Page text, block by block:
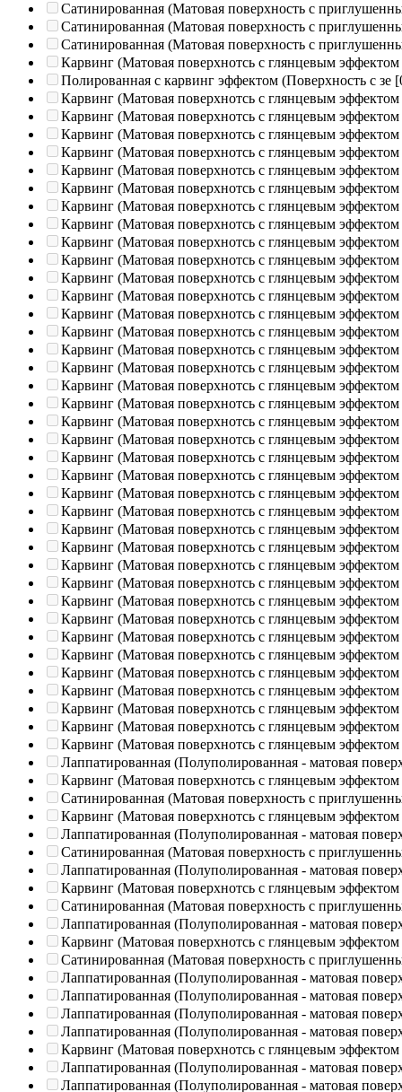
Сатинированная (Матовая поверхность с
Сатинированная (Матовая поверхность с
Сатинированная (Матовая поверхность с
Карвинг (Матовая поверхнотсь с глянцевым эффектом
Полированная c карвинг эффектом (Поверхность с зе
Карвинг (Матовая поверхнотсь с глянцевым эффектом
Карвинг (Матовая поверхнотсь с глянцевым эффектом
Карвинг (Матовая поверхнотсь с глянцевым эффектом
Карвинг (Матовая поверхнотсь с глянцевым эффектом
Карвинг (Матовая поверхнотсь с глянцевым эффектом
Карвинг (Матовая поверхнотсь с глянцевым эффектом
Карвинг (Матовая поверхнотсь с глянцевым эффектом
Карвинг (Матовая поверхнотсь с глянцевым эффектом
Карвинг (Матовая поверхнотсь с глянцевым эффектом
Карвинг (Матовая поверхнотсь с глянцевым эффектом
Карвинг (Матовая поверхнотсь с глянцевым эффектом
Карвинг (Матовая поверхнотсь с глянцевым эффектом
Карвинг (Матовая поверхнотсь с глянцевым эффектом
Карвинг (Матовая поверхнотсь с глянцевым эффектом
Карвинг (Матовая поверхнотсь с глянцевым эффектом
Карвинг (Матовая поверхнотсь с глянцевым эффектом
Карвинг (Матовая поверхнотсь с глянцевым эффектом
Карвинг (Матовая поверхнотсь с глянцевым эффектом
Карвинг (Матовая поверхнотсь с глянцевым эффектом
Карвинг (Матовая поверхнотсь с глянцевым эффектом
Карвинг (Матовая поверхнотсь с глянцевым эффектом
Карвинг (Матовая поверхнотсь с глянцевым эффектом
Карвинг (Матовая поверхнотсь с глянцевым эффектом
Карвинг (Матовая поверхнотсь с глянцевым эффектом
Карвинг (Матовая поверхнотсь с глянцевым эффектом
Карвинг (Матовая поверхнотсь с глянцевым эффектом
Карвинг (Матовая поверхнотсь с глянцевым эффектом
Карвинг (Матовая поверхнотсь с глянцевым эффектом
Карвинг (Матовая поверхнотсь с глянцевым эффектом
Карвинг (Матовая поверхнотсь с глянцевым эффектом
Карвинг (Матовая поверхнотсь с глянцевым эффектом
Карвинг (Матовая поверхнотсь с глянцевым эффектом
Карвинг (Матовая поверхнотсь с глянцевым эффектом
Карвинг (Матовая поверхнотсь с глянцевым эффектом
Карвинг (Матовая поверхнотсь с глянцевым эффектом
Карвинг (Матовая поверхнотсь с глянцевым эффектом
Карвинг (Матовая поверхнотсь с глянцевым эффектом
Лаппатированная (Полуполированная - матовая
Карвинг (Матовая поверхнотсь с глянцевым эффектом
Сатинированная (Матовая поверхность с
Карвинг (Матовая поверхнотсь с глянцевым эффектом
Лаппатированная (Полуполированная - матовая
Сатинированная (Матовая поверхность с
Лаппатированная (Полуполированная - матовая
Карвинг (Матовая поверхнотсь с глянцевым эффектом
Сатинированная (Матовая поверхность с
Лаппатированная (Полуполированная - матовая
Карвинг (Матовая поверхнотсь с глянцевым эффектом
Сатинированная (Матовая поверхность с
Лаппатированная (Полуполированная - матовая
Лаппатированная (Полуполированная - матовая
Лаппатированная (Полуполированная - матовая
Лаппатированная (Полуполированная - матовая
Карвинг (Матовая поверхнотсь с глянцевым эффектом
Лаппатированная (Полуполированная - матовая
Лаппатированная (Полуполированная - матовая